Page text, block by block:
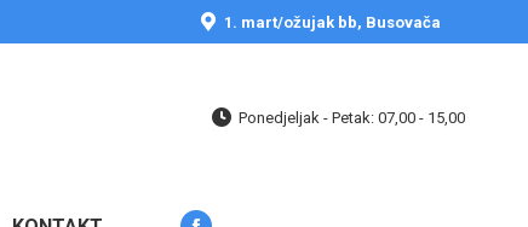
1. mart/ožujak bb, Busovača
Ponedjeljak - Petak: 07,00 - 15,00